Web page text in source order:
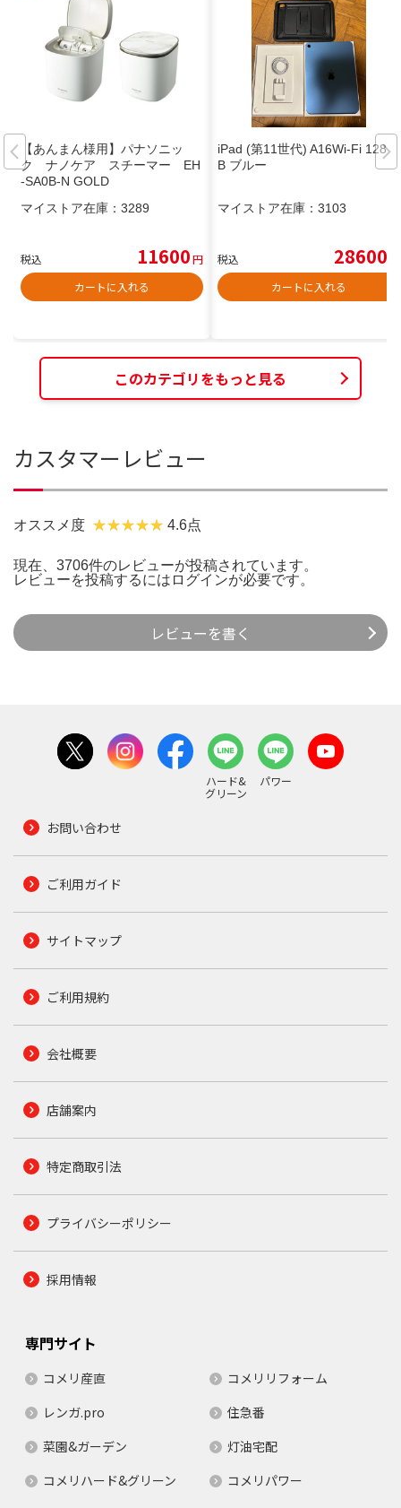
【あんまん様用】パナソニッ
ク ナノケア スチーマー EH
-SA0B-N GOLD
マイストア在庫： 3289
税込 11600円
カートに入れる
iPad (第11世代) A16Wi-Fi 128G
B ブルー
マイストア在庫： 3103
税込 28600
カートに入れる
このカテゴリをもっと見る
カスタマーレビュー
オススメ度 4.6点
現在、3706件のレビューが投稿されています。
レビューを投稿するには ログインが必要です。
レビューを書く
ハード&
グリーン
パワー
お問い合わせ
ご利用ガイド
サイトマップ
ご利用規約
会社概要
店舗案内
特定商取引法
プライバシーポリシー
採用情報
専門サイト
コメリ産直
コメリリフォーム
レンガ.pro
住急番
菜園&ガーデン
灯油宅配
コメリハード&グリーン
コメリパワー